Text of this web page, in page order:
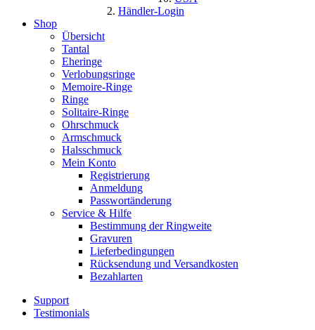
Händler-Login
Shop
Übersicht
Tantal
Eheringe
Verlobungsringe
Memoire-Ringe
Ringe
Solitaire-Ringe
Ohrschmuck
Armschmuck
Halsschmuck
Mein Konto
Registrierung
Anmeldung
Passwortänderung
Service & Hilfe
Bestimmung der Ringweite
Gravuren
Lieferbedingungen
Rücksendung und Versandkosten
Bezahlarten
Support
Testimonials